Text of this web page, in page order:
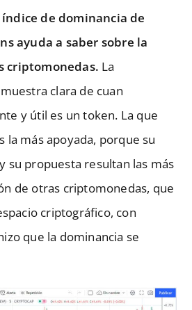
de dominancia de
ayuda a saber sobre la
criptomonedas. La
clara de cuan
y útil es un token. La que
la más apoyada, porque su
su propuesta resultan las más
de otras criptomonedas, que
criptográfico, con
que la dominancia se